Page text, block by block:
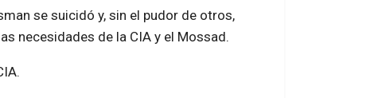
se suicidó y, sin el pudor de otros,
necesidades de la CIA y el Mossad.